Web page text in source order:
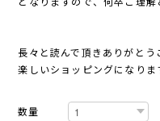
長々と読んで頂きありがとう
楽しいショッピングになりま
数量